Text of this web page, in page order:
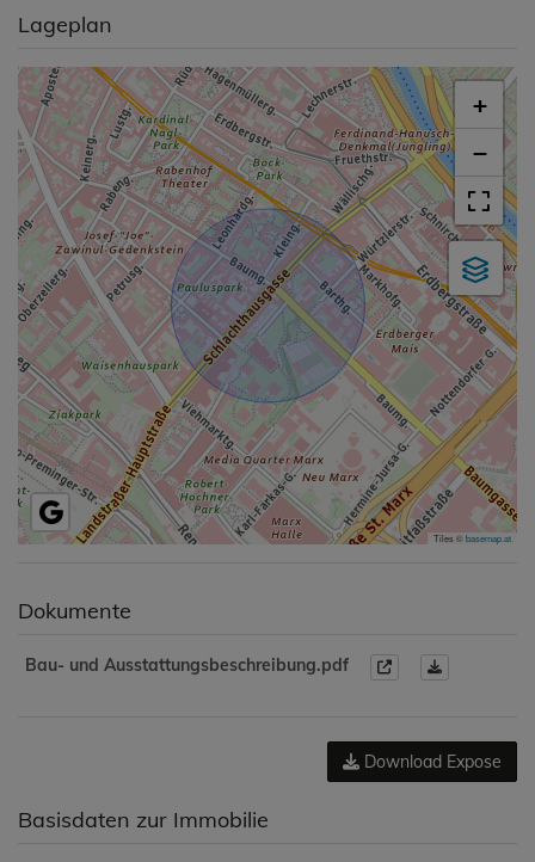
Lageplan
+
−
Tiles ©basemap.at
Dokumente
Bau- und Ausstattungsbeschreibung.pdf
Download Expose
Basisdaten zur Immobilie